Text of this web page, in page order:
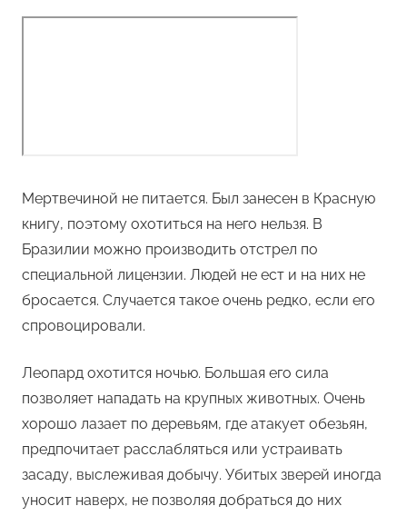
Мертвечиной не питается. Был занесен в Красную
книгу, поэтому охотиться на него нельзя. В
Бразилии можно производить отстрел по
специальной лицензии. Людей не ест и на них не
бросается. Случается такое очень редко, если его
спровоцировали.
Леопард охотится ночью. Большая его сила
позволяет нападать на крупных животных. Очень
хорошо лазает по деревьям, где атакует обезьян,
предпочитает расслабляться или устраивать
засаду, выслеживая добычу. Убитых зверей иногда
уносит наверх, не позволяя добраться до них